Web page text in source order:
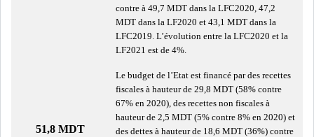
LE CMF ET LA BANQUE DE
FRANCE RENFORCENT...
OFFICEPLAST CHERCHE DEUX
ADMINISTRATEURS...
51,8 MDT
contre à 49,7 MDT dans la LFC2020, 47,2
MDT dans la LF2020 et 43,1 MDT dans la
LFC2019. L’évolution entre la LFC2020 et la
LF2021 est de 4%.
Le budget de l’Etat est financé par des recettes
fiscales à hauteur de 29,8 MDT (58% contre
67% en 2020), des recettes non fiscales à
hauteur de 2,5 MDT (5% contre 8% en 2020) et
des dettes à hauteur de 18,6 MDT (36%) contre